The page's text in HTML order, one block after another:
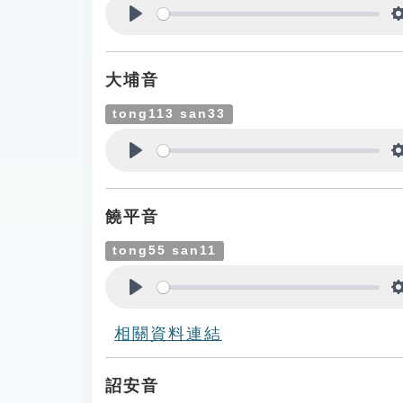
大埔音
tong113 san33
饒平音
tong55 san11
相關資料連結
詔安音